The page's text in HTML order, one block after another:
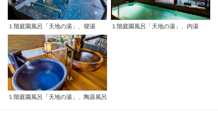
１階庭園風呂「天地の湯」、寝湯 １階庭園風呂「天地の湯」、内湯
１階庭園風呂「天地の湯」、陶器風呂